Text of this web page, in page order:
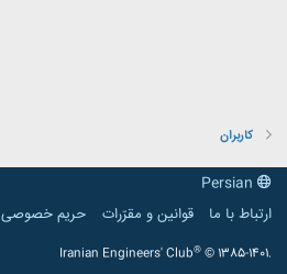
کاربران
ارتباط با ما
قوانین و مقرّرات حریم خصوصی
Iranian Engineers' Club® © 1385-1401.